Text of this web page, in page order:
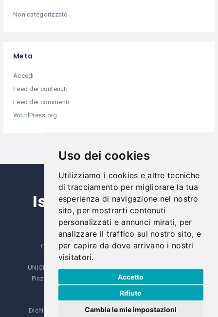
Uso dei cookies
Utilizziamo i cookies e altre tecniche
di tracciamento per migliorare la tua
esperienza di navigazione nel nostro
sito, per mostrarti contenuti
personalizzati e annunci mirati, per
analizzare il traffico sul nostro sito, e
per capire da dove arrivano i nostri
visitatori.
Accetto
Rifiuto
Cambia le mie impostazioni
Non categorizzato
Meta
Accedi
Feed dei contenuti
Feed dei commenti
WordPress.org
Iscriviti alla nostra
newsletter
Copyright © Unione dei Comuni del Trasimeno
SERVIZIO TURISTICO DEL TRASIMENO
UNIONE DEI COMUNI DEL TRASIMENO - AREA TURISMO
Piazza Mazzini, 10 - 06061 Castiglione del Lago, (PG)
075.8423653
turismo@comunideltrasimeno.pg.it
Dichiarazione accessibilità- Meccanismo di Feedback